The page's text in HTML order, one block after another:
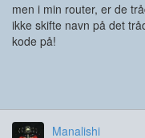
men i min router, er de
ikke skifte navn på det
kode på!
Manalishi